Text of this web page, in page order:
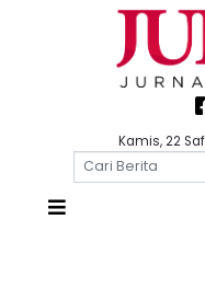
Kamis, 22